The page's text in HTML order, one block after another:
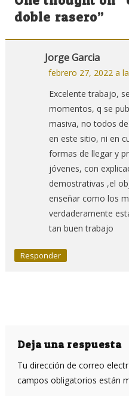
entradas
doble rasero”
Jorge Garcia
febrero 27, 2022 a
Excelente trabajo,
momentos, q se
masiva, no todos
en este sitio, ni en
formas de llegar y
jóvenes, con
demostrativas ,el
enseñar como los
verdaderamente
tan buen trabajo
Responder
Deja una respuesta
Tu dirección de correo
campos obligatorios están